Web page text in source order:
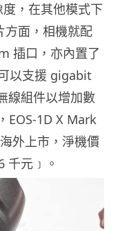
，在其他模式下
方面，相機就配
插口，亦內置了
以支援 gigabit
線組件以增加數
EOS-1D X Mark
外上市，淨機價
千元﹞。